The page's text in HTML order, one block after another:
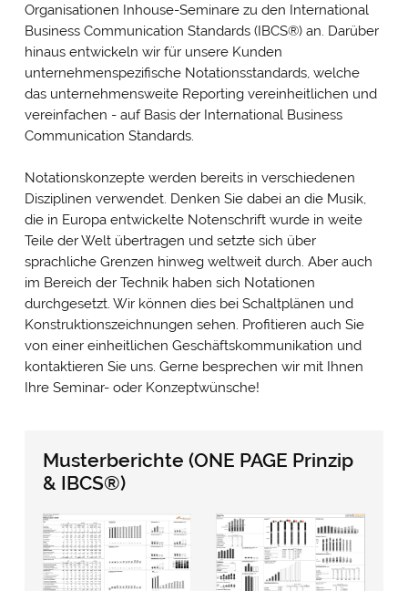
Organisationen Inhouse-Seminare zu den International
Business Communication Standards (IBCS®) an. Darüber
hinaus entwickeln wir für unsere Kunden
unternehmenspezifische Notationsstandards, welche
das unternehmensweite Reporting vereinheitlichen und
vereinfachen - auf Basis der International Business
Communication Standards.
Notationskonzepte werden bereits in verschiedenen
Disziplinen verwendet. Denken Sie dabei an die Musik,
die in Europa entwickelte Notenschrift wurde in weite
Teile der Welt übertragen und setzte sich über
sprachliche Grenzen hinweg weltweit durch. Aber auch
im Bereich der Technik haben sich Notationen
durchgesetzt. Wir können dies bei Schaltplänen und
Konstruktionszeichnungen sehen. Profitieren auch Sie
von einer einheitlichen Geschäftskommunikation und
kontaktieren Sie uns. Gerne besprechen wir mit Ihnen
Ihre Seminar- oder Konzeptwünsche!
Musterberichte (ONE PAGE Prinzip
& IBCS®)